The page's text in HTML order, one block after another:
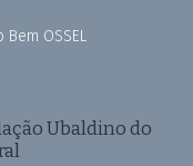
Bem OSSEL
Ubaldino do